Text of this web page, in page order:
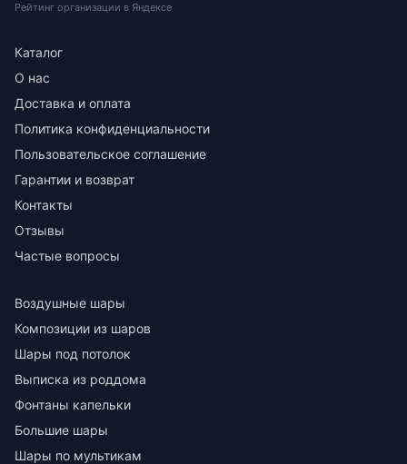
Рейтинг организации в Яндексе
Каталог
О нас
Доставка и оплата
Политика конфиденциальности
Пользовательское соглашение
Гарантии и возврат
Контакты
Отзывы
Частые вопросы
Воздушные шары
Композиции из шаров
Шары под потолок
Выписка из роддома
Фонтаны капельки
Большие шары
Шары по мультикам